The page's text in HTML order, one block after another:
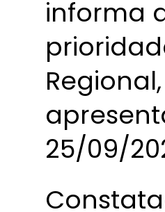
informa
25/09/